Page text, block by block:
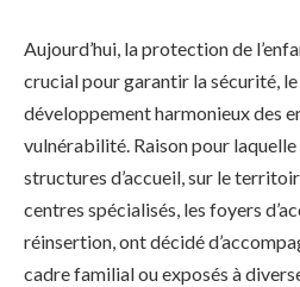
Aujourd’hui, la protection de
crucial pour garantir la sécurité,
développement harmonieux des
vulnérabilité. Raison pour
structures d’accueil, sur le
centres spécialisés, les foyers
réinsertion, ont décidé
cadre familial ou exposés à